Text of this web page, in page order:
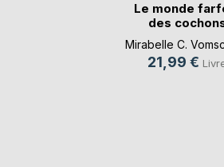
Le monde
des
dingues
Mirabelle C.
21,99 €